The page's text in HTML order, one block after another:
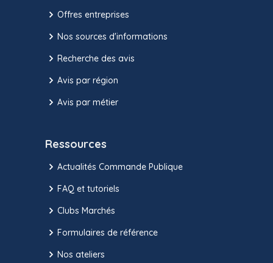
Offres entreprises
Nos sources d'informations
Recherche des avis
Avis par région
Avis par métier
Ressources
Actualités Commande Publique
FAQ et tutoriels
Clubs Marchés
Formulaires de référence
Nos ateliers